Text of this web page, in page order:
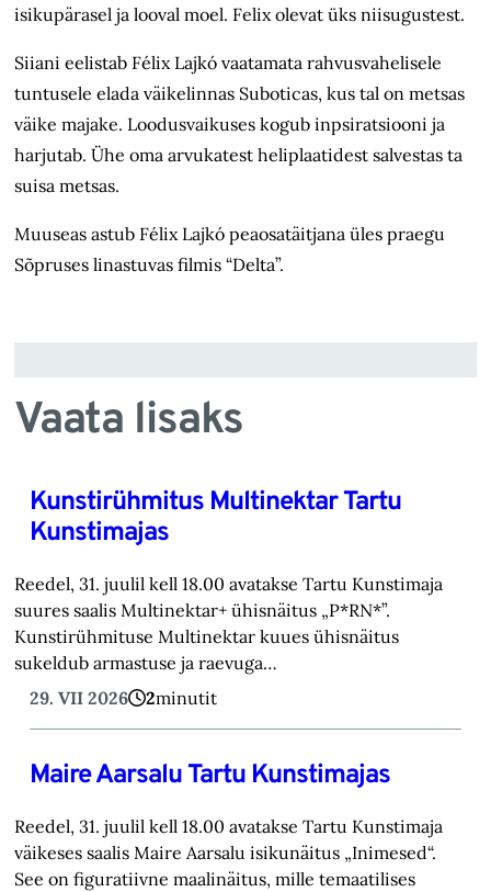
isikupärasel ja looval moel. Felix olevat üks niisugustest.
Siiani eelistab Félix Lajkó vaatamata rahvusvahelisele
tuntusele elada väikelinnas Suboticas, kus tal on metsas
väike majake. Loodusvaikuses kogub inpsiratsiooni ja
harjutab. Ühe oma arvukatest heliplaatidest salvestas ta
suisa metsas.
Muuseas astub Félix Lajkó peaosatäitjana üles praegu
Sõpruses linastuvas filmis “Delta”.
Vaata lisaks
Kunstirühmitus Multinektar Tartu
Kunstimajas
Reedel, 31. juulil kell 18.00 avatakse Tartu Kunstimaja
suures saalis Multinektar+ ühisnäitus „P*RN*”.
Kunstirühmituse Multinektar kuues ühisnäitus
sukeldub armastuse ja raevuga…
29. VII 2026
2minutit
Maire Aarsalu Tartu Kunstimajas
Reedel, 31. juulil kell 18.00 avatakse Tartu Kunstimaja
väikeses saalis Maire Aarsalu isikunäitus „Inimesed“.
See on figuratiivne maalinäitus, mille temaatilises